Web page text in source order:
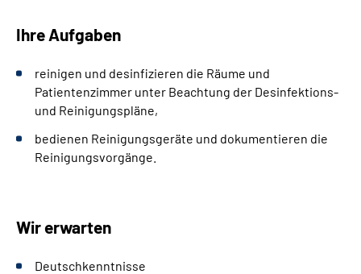
Ihre Aufgaben
reinigen und desinfizieren die Räume und
Patientenzimmer unter Beachtung der Desinfektions-
und Reinigungspläne,
bedienen Reinigungsgeräte und dokumentieren die
Reinigungsvorgänge.
Wir erwarten
Deutschkenntnisse